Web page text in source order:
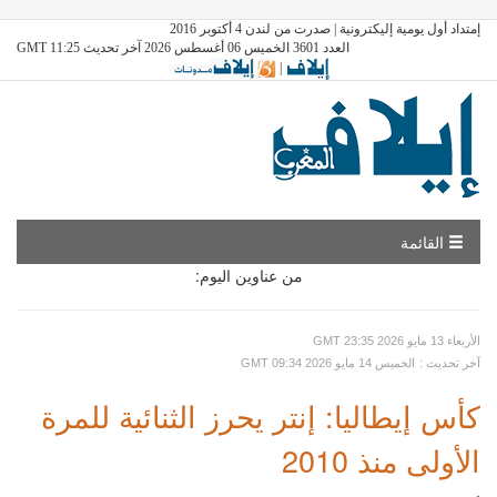
إمتداد أول يومية إليكترونية | صدرت من لندن 4 أكتوبر 2016
العدد 3601 الخميس 06 أغسطس 2026 آخر تحديث GMT 11:25
|
القائمة
من عناوين اليوم:
GMT الأربعاء 13 مايو 2026 23:35
GMT الخميس 14 مايو 2026 09:34
: آخر تحديث
كأس إيطاليا: إنتر يحرز الثنائية للمرة
الأولى منذ 2010